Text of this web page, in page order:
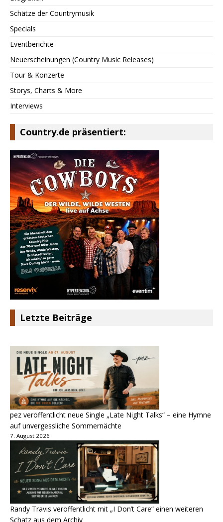
Schätze der Countrymusik
Specials
Eventberichte
Neuerscheinungen (Country Music Releases)
Tour & Konzerte
Storys, Charts & More
Interviews
Country.de präsentiert:
Letzte Beiträge
pez veröffentlicht neue Single „Late Night Talks“ – eine Hymne
auf unvergessliche Sommernächte
7. August 2026
Randy Travis veröffentlicht mit „I Don’t Care“ einen weiteren
Schatz aus dem Archiv